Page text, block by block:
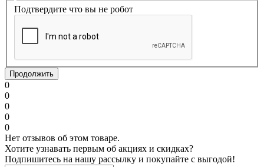
Подтвердите что вы не робот
Продолжить
0
0
0
0
0
Нет отзывов об этом товаре.
Хотите узнавать первым об акциях и скидках?
Подпишитесь на нашу рассылку и покупайте с выгодой!